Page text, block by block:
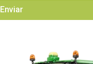
Enviar